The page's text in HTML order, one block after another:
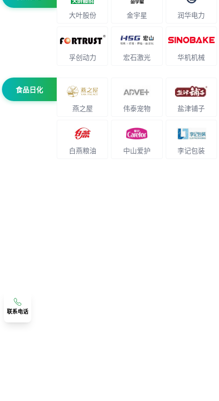
大叶股份 金宇星 润华电力
孚创动力 宏石激光 华机机械
食品日化
燕之屋 伟泰宠物 盐津铺子
白燕粮油 中山爱护 李记包装
联系电话